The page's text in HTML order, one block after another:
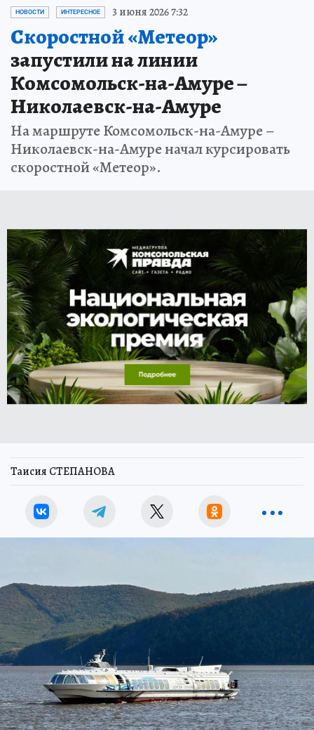
НОВОСТИ ИНТЕРЕСНОЕ 3 июня 2026 7:32
Скоростной «Метеор»
запустили на линии
Комсомольск-на-Амуре –
Николаевск-на-Амуре
На маршруте Комсомольск-на-Амуре –
Николаевск-на-Амуре начал курсировать
скоростной «Метеор».
Таисия СТЕПАНОВА